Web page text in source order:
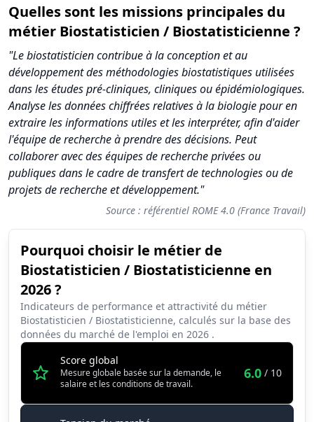
Quelles sont les missions principales du
métier Biostatisticien / Biostatisticienne ?
"Le biostatisticien contribue à la conception et au
développement des méthodologies biostatistiques utilisées
dans les études pré-cliniques, cliniques ou épidémiologiques.
Analyse les données chiffrées relatives à la biologie pour en
extraire les informations utiles et les interpréter, afin d'aider
l'équipe de recherche à prendre des décisions. Peut
collaborer avec des équipes de recherche privées ou
publiques dans le cadre de transfert de technologies ou de
projets de recherche et développement."
Source : référentiel ROME 4.0 (France Travail)
Pourquoi choisir le métier de
Biostatisticien / Biostatisticienne en
2026 ?
Indicateurs de performance et attractivité du métier
Biostatisticien / Biostatisticienne, calculés sur la base des
données du marché de l'emploi en 2026 .
Score global
Mesure globale basée sur la demande, le
salaire et les conditions de travail.
6.0 / 10
Synthèse des scores du métier Biostatisticien /
Indicateur
Score (sur 10)
Attractivité globale
6.0
Tension du marché
2.8
Salaire
Conditions de travail
7.3